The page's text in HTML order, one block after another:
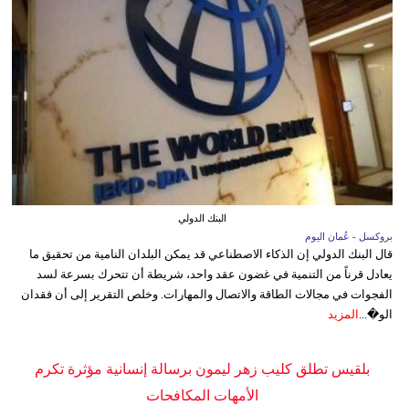
البنك الدولي
بروكسل - عُمان اليوم
قال البنك الدولي إن الذكاء الاصطناعي قد يمكن البلدان النامية من تحقيق ما
يعادل قرناً من التنمية في غضون عقد واحد، شريطة أن تتحرك بسرعة لسد
الفجوات في مجالات الطاقة والاتصال والمهارات. وخلص التقرير إلى أن فقدان
الو�...
المزيد
بلقيس تطلق كليب زهر ليمون برسالة إنسانية مؤثرة تكرم
الأمهات المكافحات